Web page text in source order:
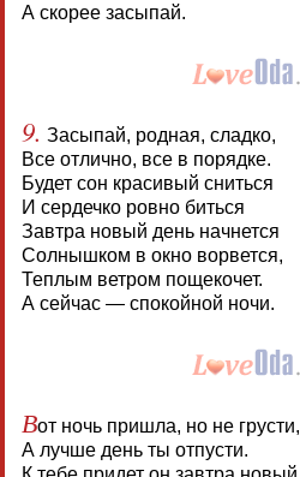
А скорее засыпай.
9. Засыпай, родная, сладко,
Все отлично, все в порядке.
Будет сон красивый сниться
И сердечко ровно биться
Завтра новый день начнется
Солнышком в окно ворвется,
Теплым ветром пощекочет.
А сейчас — спокойной ночи.
Вот ночь пришла, но не грусти,
А лучше день ты отпусти.